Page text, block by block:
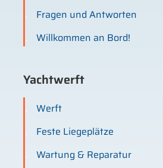
Fragen und Antworten
Willkommen an Bord!
Yachtwerft
Werft
Feste Liegeplätze
Wartung & Reparatur